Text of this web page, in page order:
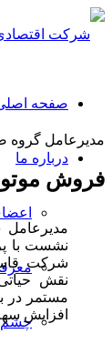
صفحه
درباره ما
چشم
مدیرعامل گروه
فروش
مدیرعامل
نشست با
شرکت
نقش
مستمر در
افزایش